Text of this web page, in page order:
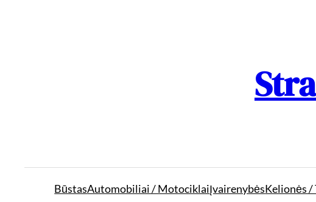
BūstasAutomobiliai / MotociklaiĮvairenybėsKelionės /